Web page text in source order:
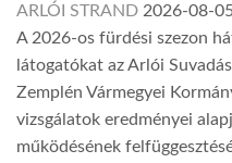
ARLÓI STRAND 2026-08-
A 2026-os fürdési szezon
látogatókat az Arlói
Zemplén Vármegyei
vizsgálatok eredményei
működésének